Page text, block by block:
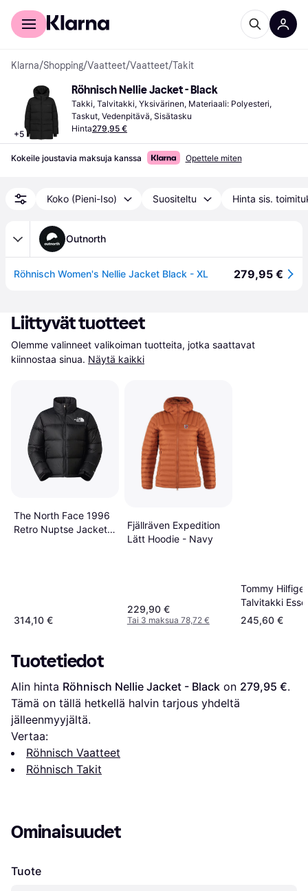
Kuluttajille
Klarna/Shopping/Vaatteet/Vaatteet/Takit
+5
Röhnisch Nellie Jacket - Black
Takki, Talvitakki, Yksivärinen, Materiaali: Polyesteri,
Taskut, Vedenpitävä, Sisätasku
Hinta279,95 €
Kokeile joustavia maksuja kanssa Opettele miten
Koko (Pieni-Iso) Suositeltu Hinta sis.
Outnorth
Röhnisch Women's Nellie Jacket Black - XL 279,95 €
Liittyvät tuotteet
Olemme valinneet valikoiman tuotteita, jotka saattavat
kiinnostaa sinua. Näytä kaikki
The North Face 1996
Retro Nuptse Jacket -
314,10 €
Fjällräven Expedition
Lätt Hoodie - Navy
229,90 €
Tai 3 maksua 78,72 €
Tommy
Talvitakki
Meleerattu
Beige/Musta
245,60 €
Tuotetiedot
Alin hinta Röhnisch Nellie Jacket - Black on 279,95 €.
Tämä on tällä hetkellä halvin tarjous yhdeltä
jälleenmyyjältä.
Vertaa:
Röhnisch Vaatteet
Röhnisch Takit
Ominaisuudet
Tuote